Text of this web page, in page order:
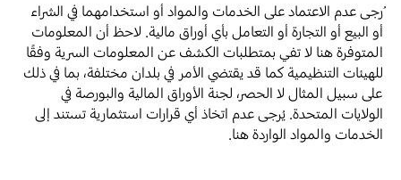
ُرجى عدم الاعتماد على الخدمات والمواد أو استخدامهما في الشراء
أو البيع أو التجارة أو التعامل بأي أوراق مالية. لاحظ أن المعلومات
المتوفرة هنا لا تفي بمتطلبات الكشف عن المعلومات السرية وفقًا
للهيئات التنظيمية كما قد يقتضي الأمر في بلدان مختلفة، بما في ذلك
على سبيل المثال لا الحصر، لجنة الأوراق المالية والبورصة في
الولايات المتحدة. يُرجى عدم اتخاذ أي قرارات استثمارية تستند إلى
الخدمات والمواد الواردة هنا.